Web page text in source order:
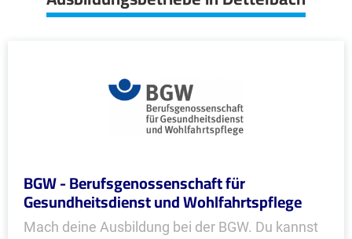
BGW - Berufsgenossenschaft für
Gesundheitsdienst und Wohlfahrtspflege
Mach deine Ausbildung bei der BGW. Du kannst